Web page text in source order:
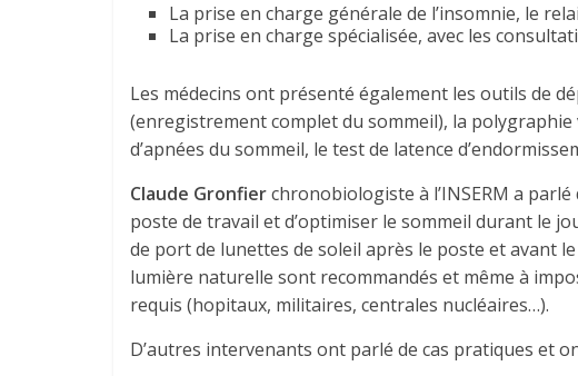
La prise en charge générale de l’insomnie, le
La prise en charge spécialisée, avec les
Les médecins ont présenté également les outils de
(enregistrement complet du sommeil), la
d’apnées du sommeil, le test de latence
Claude Gronfierchronobiologiste à l’INSERM a
poste de travail et d’optimiser le sommeil durant le
de port de lunettes de soleil après le poste et avant
lumière naturelle sont recommandés et même à
requis (hopitaux, militaires, centrales nucléaires…).
D’autres intervenants ont parlé de cas pratiques et